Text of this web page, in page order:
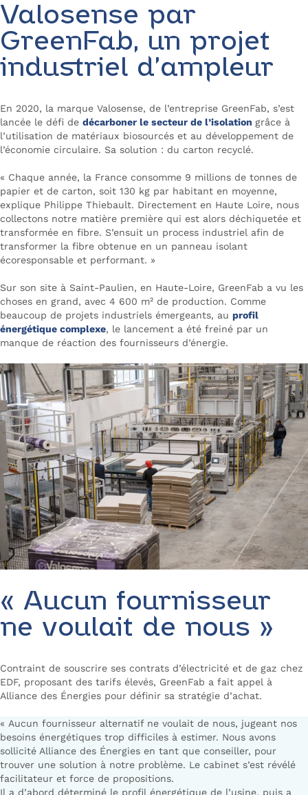
Valosense par
GreenFab, un projet
industriel d’ampleur
En 2020, la marque Valosense, de l’entreprise GreenFab, s’est
lancée le défi de décarboner le secteur de l’isolation grâce à
l’utilisation de matériaux biosourcés et au développement de
l’économie circulaire. Sa solution : du carton recyclé.
« Chaque année, la France consomme 9 millions de tonnes de
papier et de carton, soit 130 kg par habitant en moyenne,
explique Philippe Thiebault. Directement en Haute Loire, nous
collectons notre matière première qui est alors déchiquetée et
transformée en fibre. S’ensuit un process industriel afin de
transformer la fibre obtenue en un panneau isolant
écoresponsable et performant. »
Sur son site à Saint-Paulien, en Haute-Loire, GreenFab a vu les
choses en grand, avec 4 600 m² de production. Comme
beaucoup de projets industriels émergeants, au profil
énergétique complexe, le lancement a été freiné par un
manque de réaction des fournisseurs d’énergie.
« Aucun fournisseur
ne voulait de nous »
Contraint de souscrire ses contrats d’électricité et de gaz chez
EDF, proposant des tarifs élevés, GreenFab a fait appel à
Alliance des Énergies pour définir sa stratégie d’achat.
« Aucun fournisseur alternatif ne voulait de nous, jugeant nos
besoins énergétiques trop difficiles à estimer. Nous avons
sollicité Alliance des Énergies en tant que conseiller, pour
trouver une solution à notre problème. Le cabinet s’est révélé
facilitateur et force de propositions.
Il a d’abord déterminé le profil énergétique de l’usine, puis a